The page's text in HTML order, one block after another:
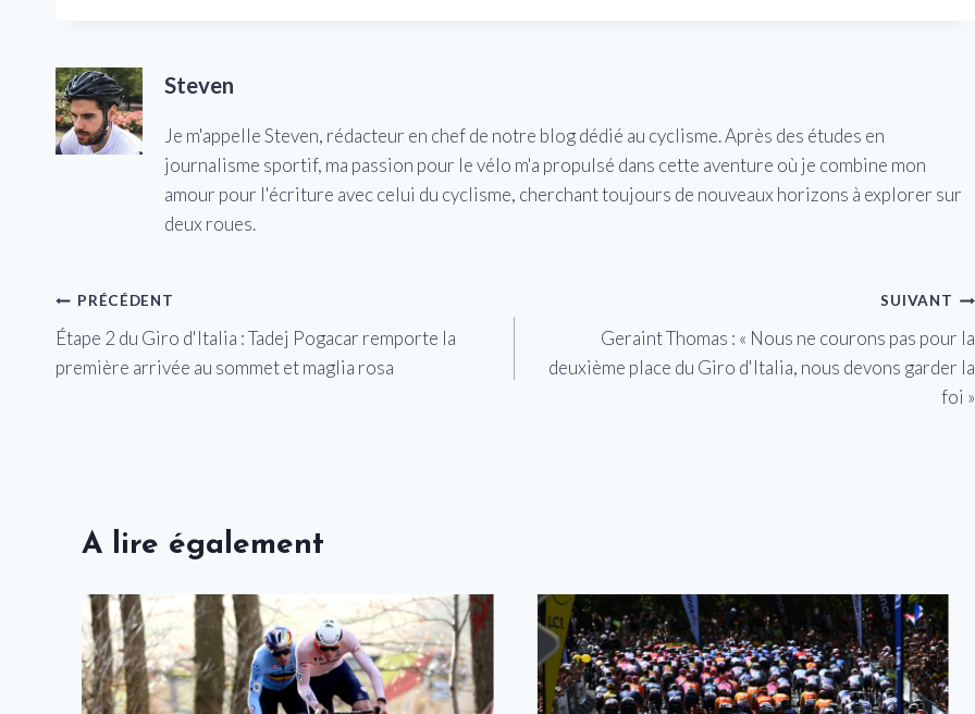
Steven
Je m'appelle Steven, rédacteur en chef de notre blog dédié au cyclisme. Après des études en
journalisme sportif, ma passion pour le vélo m'a propulsé dans cette aventure où je combine mon
amour pour l'écriture avec celui du cyclisme, cherchant toujours de nouveaux horizons à explorer sur
deux roues.
Navigation
de
PRÉCÉDENT
Étape 2 du Giro d'Italia : Tadej Pogacar remporte la
première arrivée au sommet et maglia rosa
SUIVANT
Geraint Thomas : « Nous ne courons pas pour la
deuxième place du Giro d'Italia, nous devons garder la
foi »
A lire également